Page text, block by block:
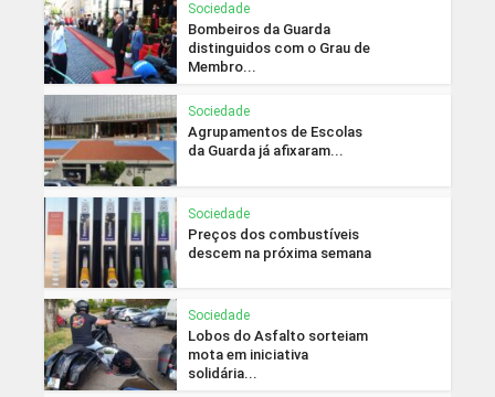
Sociedade
Bombeiros da Guarda
distinguidos com o Grau de
Membro...
Sociedade
Agrupamentos de Escolas
da Guarda já afixaram...
Sociedade
Preços dos combustíveis
descem na próxima semana
Sociedade
Lobos do Asfalto sorteiam
mota em iniciativa
solidária...